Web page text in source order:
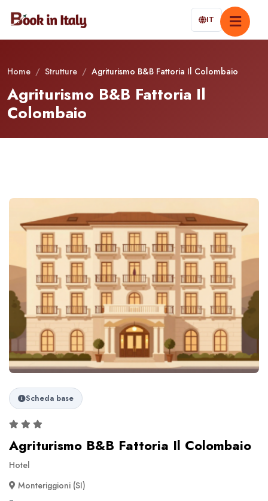
IT
Home / Strutture / Agriturismo B&B Fattoria Il Colombaio
Agriturismo B&B Fattoria Il
Colombaio
Scheda base
Agriturismo B&B Fattoria Il Colombaio
Hotel
Monteriggioni (SI)